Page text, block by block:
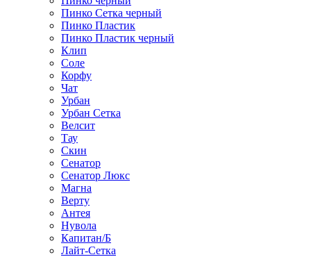
Пинко Сетка черный
Пинко Пластик
Пинко Пластик черный
Клип
Соле
Корфу
Чат
Урбан
Урбан Сетка
Велсит
Тау
Скин
Сенатор
Сенатор Люкс
Магна
Верту
Антея
Нувола
Капитан/Б
Лайт-Сетка